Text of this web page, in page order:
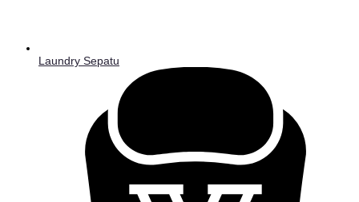
Laundry Sepatu